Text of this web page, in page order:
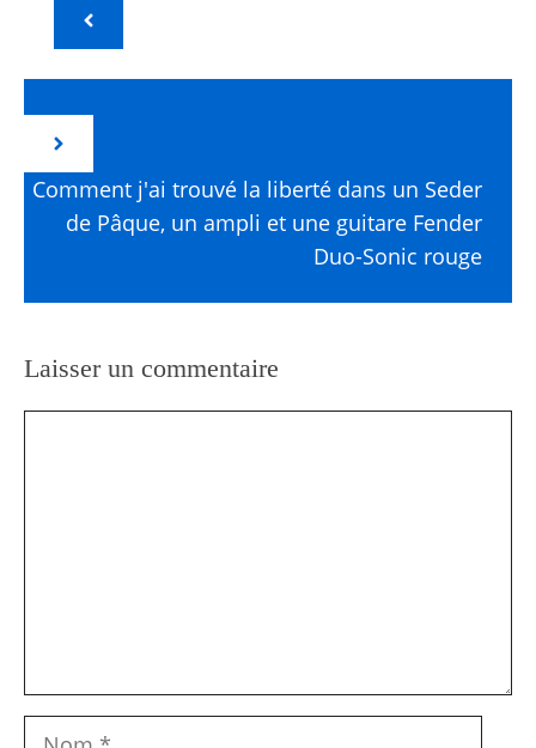
Comment j'ai trouvé la liberté dans un Seder
de Pâque, un ampli et une guitare Fender
Duo-Sonic rouge
Laisser un commentaire
Nom